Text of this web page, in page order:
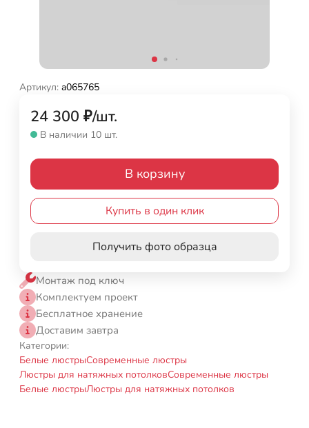
Артикул: a065765
24 300 ₽/шт.
В наличии 10 шт.
В корзину
Купить в один клик
Получить фото образца
Монтаж под ключ
Комплектуем проект
Бесплатное хранение
Доставим завтра
Категории:
Белые люстрыСовременные люстры
Люстры для натяжных потолковСовременные люстры
Белые люстрыЛюстры для натяжных потолков